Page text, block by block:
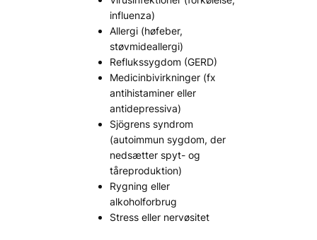
influenza)
Allergi (høfeber,
støvmideallergi)
Reflukssygdom (GERD)
Medicinbivirkninger (fx
antihistaminer eller
antidepressiva)
Sjögrens syndrom
(autoimmun sygdom, der
nedsætter spyt- og
tåreproduktion)
Rygning eller
alkoholforbrug
Stress eller nervøsitet